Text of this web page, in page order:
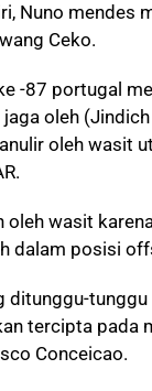
Nuno mendes
Ceko.
-87 portugal
oleh
oleh wasit
oleh wasit
dalam posisi
ditunggu-
tercipta pada
Conceicao.